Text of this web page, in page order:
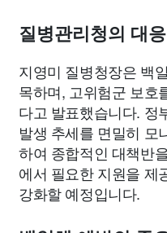
질병관리청의 대
지영미 질병청장은 백
목하며, 고위험군 보호
다고 발표했습니다. 정
발생 추세를 면밀히 모
하여 종합적인 대책반
에서 필요한 지원을 제
강화할 예정입니다.